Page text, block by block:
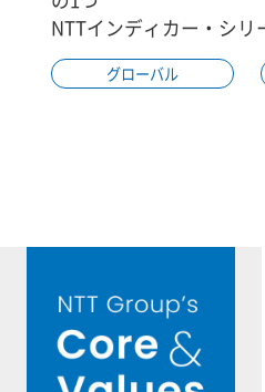
NTTインディカー・シリ
グローバル